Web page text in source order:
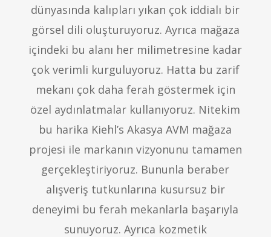
dünyasında kalıpları yıkan çok iddialı bir
görsel dili oluşturuyoruz. Ayrıca mağaza
içindeki bu alanı her milimetresine kadar
çok verimli kurguluyoruz. Hatta bu zarif
mekanı çok daha ferah göstermek için
özel aydınlatmalar kullanıyoruz. Nitekim
bu harika Kiehl’s Akasya AVM mağaza
projesi ile markanın vizyonunu tamamen
gerçekleştiriyoruz. Bununla beraber
alışveriş tutkunlarına kusursuz bir
deneyimi bu ferah mekanlarla başarıyla
sunuyoruz. Ayrıca kozmetik